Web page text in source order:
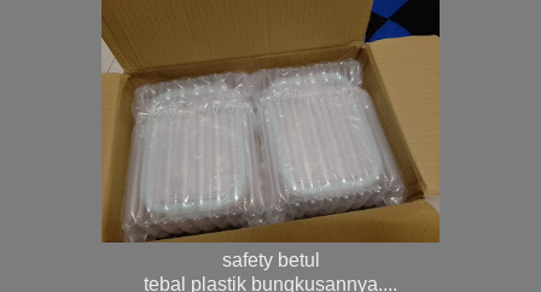
safety betul
tebal plastik bungkusannya....